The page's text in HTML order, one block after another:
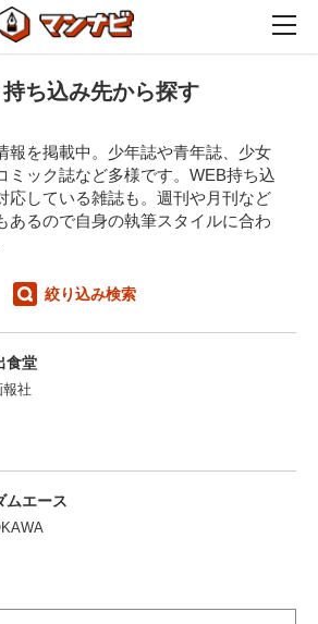
持ち込み先から探す
報を掲載中。少年誌や青年誌、少女
ミック誌など多様です。WEB持ち込
応している雑誌も。週刊や月刊など
あるので自身の執筆スタイルに合わ
絞り込み検索
食堂
報社
ムエース